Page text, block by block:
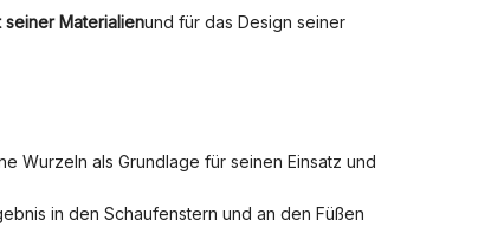
seiner Materialienund für das Design seiner
Wurzeln als Grundlage für seinen Einsatz und
in den Schaufenstern und an den Füßen